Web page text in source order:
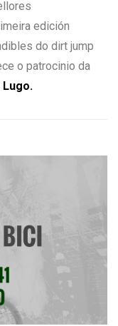
edición
do dirt jump
o patrocinio da